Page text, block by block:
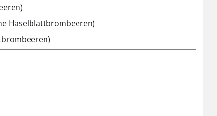
Haselblattbrombeeren)